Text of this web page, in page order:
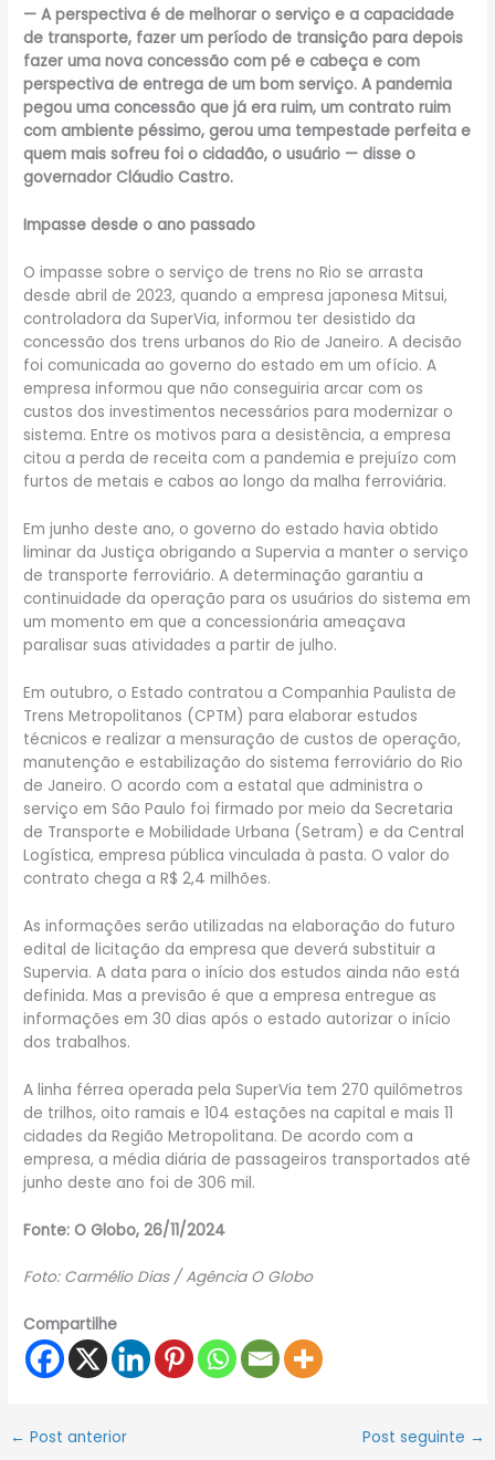
— A perspectiva é de melhorar o serviço e a capacidade
de transporte, fazer um período de transição para depois
fazer uma nova concessão com pé e cabeça e com
perspectiva de entrega de um bom serviço. A pandemia
pegou uma concessão que já era ruim, um contrato ruim
com ambiente péssimo, gerou uma tempestade perfeita e
quem mais sofreu foi o cidadão, o usuário — disse o
governador Cláudio Castro.
Impasse desde o ano passado
O impasse sobre o serviço de trens no Rio se arrasta
desde abril de 2023, quando a empresa japonesa Mitsui,
controladora da SuperVia, informou ter desistido da
concessão dos trens urbanos do Rio de Janeiro. A decisão
foi comunicada ao governo do estado em um ofício. A
empresa informou que não conseguiria arcar com os
custos dos investimentos necessários para modernizar o
sistema. Entre os motivos para a desistência, a empresa
citou a perda de receita com a pandemia e prejuízo com
furtos de metais e cabos ao longo da malha ferroviária.
Em junho deste ano, o governo do estado havia obtido
liminar da Justiça obrigando a Supervia a manter o serviço
de transporte ferroviário. A determinação garantiu a
continuidade da operação para os usuários do sistema em
um momento em que a concessionária ameaçava
paralisar suas atividades a partir de julho.
Em outubro, o Estado contratou a Companhia Paulista de
Trens Metropolitanos (CPTM) para elaborar estudos
técnicos e realizar a mensuração de custos de operação,
manutenção e estabilização do sistema ferroviário do Rio
de Janeiro. O acordo com a estatal que administra o
serviço em São Paulo foi firmado por meio da Secretaria
de Transporte e Mobilidade Urbana (Setram) e da Central
Logística, empresa pública vinculada à pasta. O valor do
contrato chega a R$ 2,4 milhões.
As informações serão utilizadas na elaboração do futuro
edital de licitação da empresa que deverá substituir a
Supervia. A data para o início dos estudos ainda não está
definida. Mas a previsão é que a empresa entregue as
informações em 30 dias após o estado autorizar o início
dos trabalhos.
A linha férrea operada pela SuperVia tem 270 quilômetros
de trilhos, oito ramais e 104 estações na capital e mais 11
cidades da Região Metropolitana. De acordo com a
empresa, a média diária de passageiros transportados até
junho deste ano foi de 306 mil.
Fonte: O Globo, 26/11/2024
Foto: Carmélio Dias / Agência O Globo
Compartilhe
← Post anterior Post seguinte →